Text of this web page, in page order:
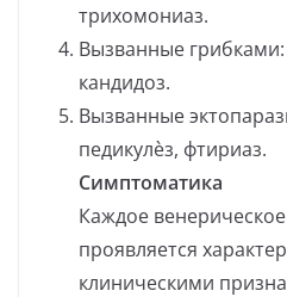
трихомониаз.
Вызванные
кандидоз.
Вызванные
педикулѐз, фтириаз.
Симптоматика
Каждое
проявляется
клиническими